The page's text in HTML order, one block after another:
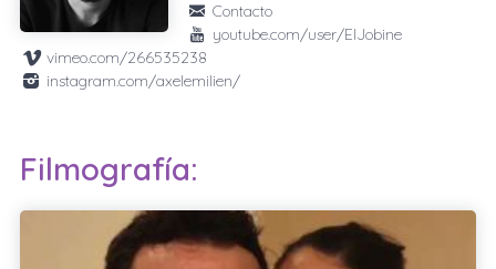
Contacto
youtube.com/user/ElJobine
vimeo.com/266535238
instagram.com/axelemilien/
Filmografía: